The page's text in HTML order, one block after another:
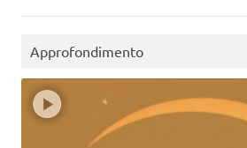
Approfondimento